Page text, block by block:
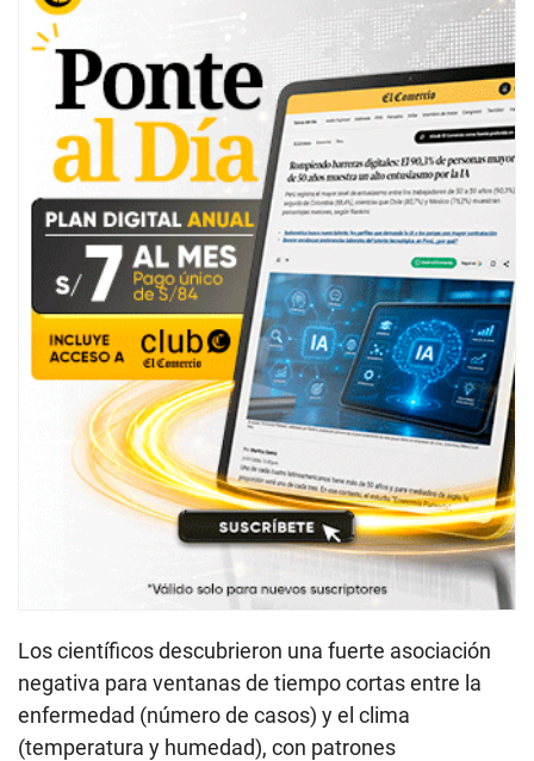
Los científicos descubrieron una fuerte asociación
negativa para ventanas de tiempo cortas entre la
enfermedad (número de casos) y el clima
(temperatura y humedad), con patrones